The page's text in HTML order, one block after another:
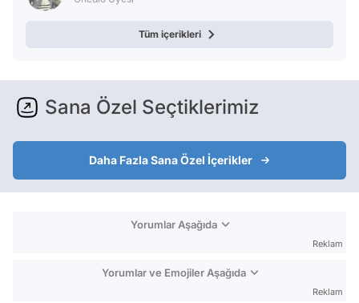
Tüm içerikleri
Sana Özel Seçtiklerimiz
Daha Fazla Sana Özel İçerikler
Yorumlar Aşağıda
Reklam
Yorumlar ve Emojiler Aşağıda
Reklam